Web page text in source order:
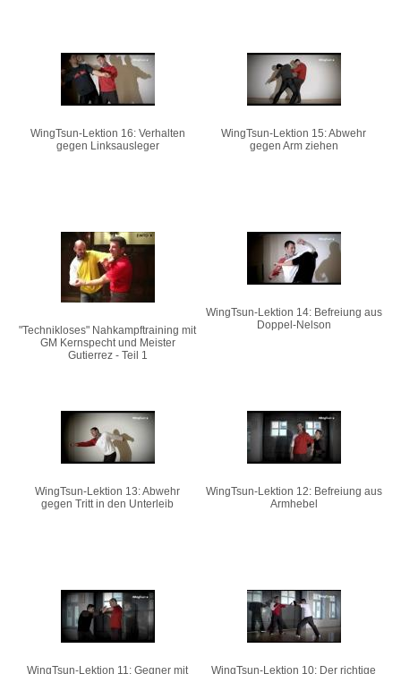
WingTsun-Lektion 16: Verhalten
gegen Linksausleger
WingTsun-Lektion 15: Abwehr
gegen Arm ziehen
"Technikloses" Nahkampftraining mit
GM Kernspecht und Meister
Gutierrez - Teil 1
WingTsun-Lektion 14: Befreiung aus
Doppel-Nelson
WingTsun-Lektion 13: Abwehr
gegen Tritt in den Unterleib
WingTsun-Lektion 12: Befreiung aus
Armhebel
WingTsun-Lektion 11: Gegner mit WingTsun-Lektion 10: Der richtige